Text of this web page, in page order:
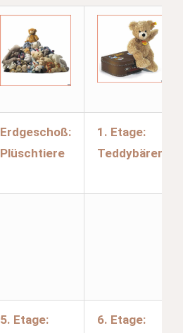
Erdgeschoß:
Plüschtiere
1. Etage:
Teddybären
5. Etage:
6. Etage: